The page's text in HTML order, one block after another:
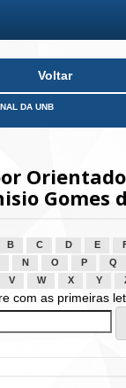
Voltar
DA UNB
Gomes
B C D E
N O P Q
V W X Y
com as primeiras